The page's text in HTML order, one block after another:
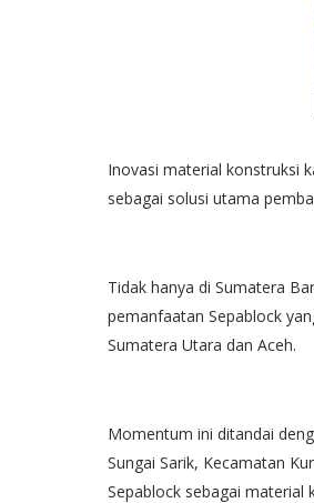
Inovasi material konstruksi
sebagai solusi utama
Tidak hanya di Sumatera
pemanfaatan Sepablock
Sumatera Utara dan Aceh.
Momentum ini ditandai
Sungai Sarik, Kecamatan
Sepablock sebagai material